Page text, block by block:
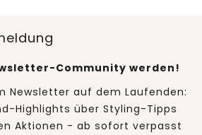
Community werden!
Newsletter auf dem Laufenden:
Highlights über Styling-Tipps
Aktionen - ab sofort verpasst